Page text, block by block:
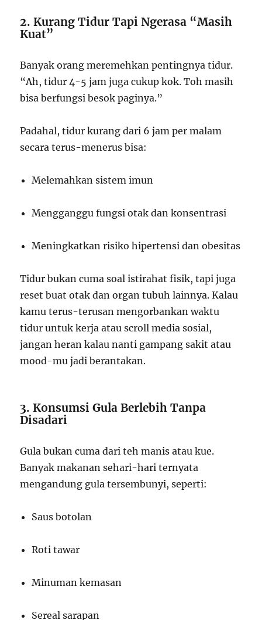
2. Kurang Tidur Tapi Ngerasa “Masih
Kuat”
Banyak orang meremehkan pentingnya tidur.
“Ah, tidur 4-5 jam juga cukup kok. Toh masih
bisa berfungsi besok paginya.”
Padahal, tidur kurang dari 6 jam per malam
secara terus-menerus bisa:
Melemahkan sistem imun
Mengganggu fungsi otak dan konsentrasi
Meningkatkan risiko hipertensi dan obesitas
Tidur bukan cuma soal istirahat fisik, tapi juga
reset buat otak dan organ tubuh lainnya. Kalau
kamu terus-terusan mengorbankan waktu
tidur untuk kerja atau scroll media sosial,
jangan heran kalau nanti gampang sakit atau
mood-mu jadi berantakan.
3. Konsumsi Gula Berlebih Tanpa
Disadari
Gula bukan cuma dari teh manis atau kue.
Banyak makanan sehari-hari ternyata
mengandung gula tersembunyi, seperti:
Saus botolan
Roti tawar
Minuman kemasan
Sereal sarapan